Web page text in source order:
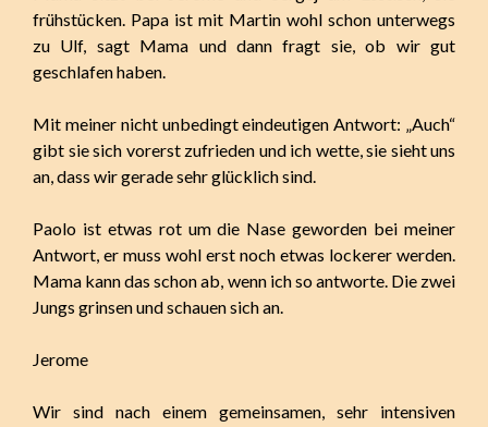
frühstücken. Papa ist mit Martin wohl schon unterwegs
zu Ulf, sagt Mama und dann fragt sie, ob wir gut
geschlafen haben.
Mit meiner nicht unbedingt eindeutigen Antwort: „Auch“
gibt sie sich vorerst zufrieden und ich wette, sie sieht uns
an, dass wir gerade sehr glücklich sind.
Paolo ist etwas rot um die Nase geworden bei meiner
Antwort, er muss wohl erst noch etwas lockerer werden.
Mama kann das schon ab, wenn ich so antworte. Die zwei
Jungs grinsen und schauen sich an.
Jerome
Wir sind nach einem gemeinsamen, sehr intensiven